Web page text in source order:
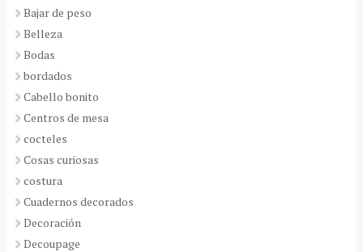
Bajar de peso
Belleza
Bodas
bordados
Cabello bonito
Centros de mesa
cocteles
Cosas curiosas
costura
Cuadernos decorados
Decoración
Decoupage